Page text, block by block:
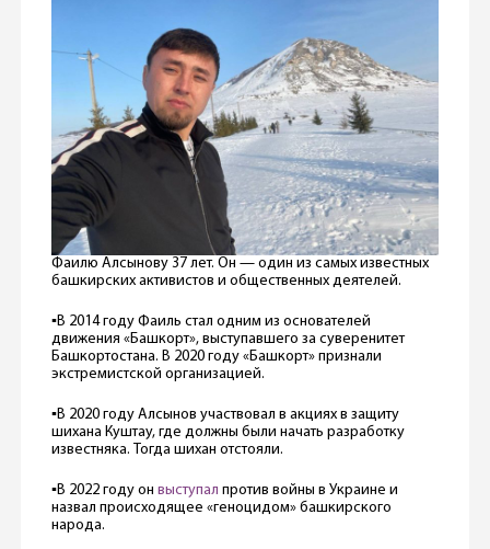
Фаилю Алсынову 37 лет. Он — один из самых известных
башкирских активистов и общественных деятелей.
▪️В 2014 году Фаиль стал одним из основателей
движения «Башкорт», выступавшего за суверенитет
Башкортостана. В 2020 году «Башкорт» признали
экстремистской организацией.
▪️В 2020 году Алсынов участвовал в акциях в защиту
шихана Куштау, где должны были начать разработку
известняка. Тогда шихан отстояли.
▪️В 2022 году он выступал против войны в Украине и
назвал происходящее «геноцидом» башкирского
народа.